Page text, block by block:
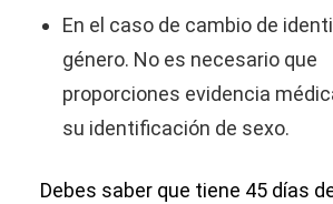
En el caso de cambio de
género. No es necesario que
proporciones evidencia
su identificación de sexo.
Debes saber que tiene 45 días